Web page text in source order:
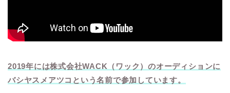
2019年には株式会社WACK（ワック）のオーディションに
バシヤスメアツコという名前で参加しています。